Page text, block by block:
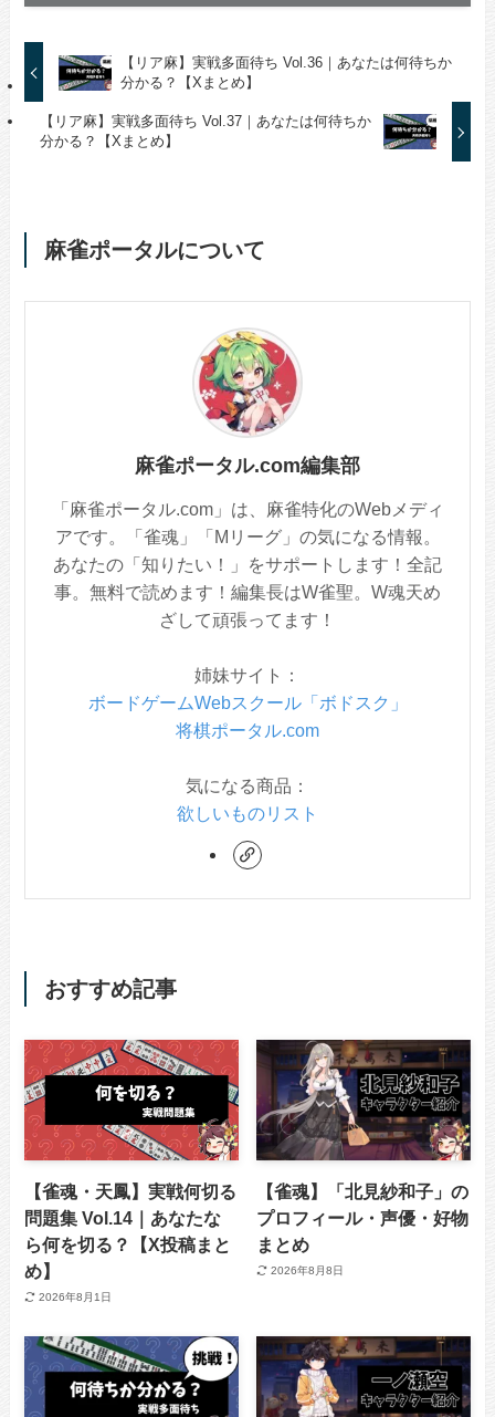
【リア麻】実戦多面待ち Vol.36｜あなたは何待ちか
分かる？【Xまとめ】
【リア麻】実戦多面待ち Vol.37｜あなたは何待ちか
分かる？【Xまとめ】
麻雀ポータルについて
麻雀ポータル.com編集部
「麻雀ポータル.com」は、麻雀特化のWebメディ
アです。「雀魂」「Mリーグ」の気になる情報。
あなたの「知りたい！」をサポートします！全記
事。無料で読めます！編集長はW雀聖。W魂天め
ざして頑張ってます！
姉妹サイト：
ボードゲームWebスクール「ボドスク」
将棋ポータル.com
気になる商品：
欲しいものリスト
おすすめ記事
【雀魂・天鳳】実戦何切る
問題集 Vol.14｜あなたな
ら何を切る？【X投稿まと
め】
2026年8月1日
【雀魂】「北見紗和子」の
プロフィール・声優・好物
まとめ
2026年8月8日